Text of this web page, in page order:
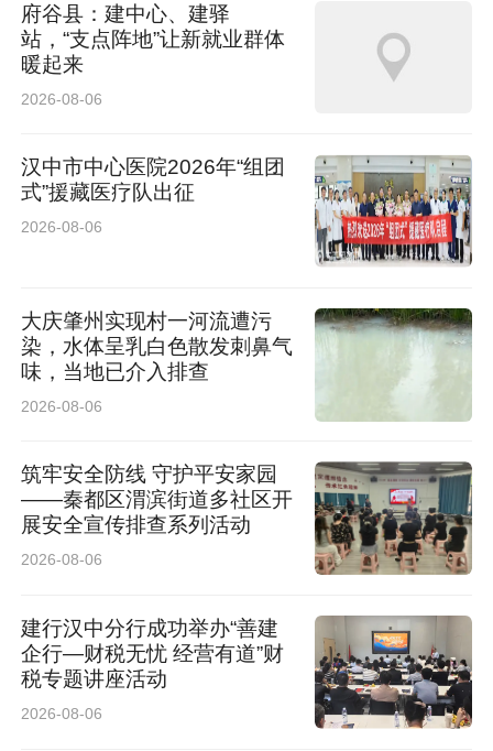
府谷县：建中心、建驿
站，“支点阵地”让新就业群体
暖起来
2026-08-06
汉中市中心医院2026年“组团
式”援藏医疗队出征
2026-08-06
大庆肇州实现村一河流遭污
染，水体呈乳白色散发刺鼻气
味，当地已介入排查
2026-08-06
筑牢安全防线 守护平安家园
——秦都区渭滨街道多社区开
展安全宣传排查系列活动
2026-08-06
建行汉中分行成功举办“善建
企行—财税无忧 经营有道”财
税专题讲座活动
2026-08-06